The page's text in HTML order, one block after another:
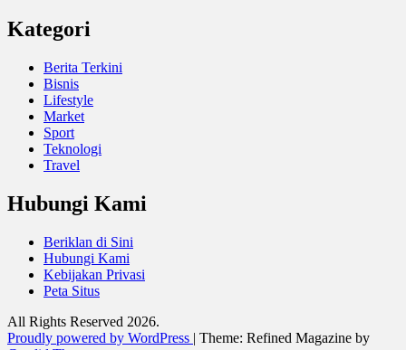
Kategori
Berita Terkini
Bisnis
Lifestyle
Market
Sport
Teknologi
Travel
Hubungi Kami
Beriklan di Sini
Hubungi Kami
Kebijakan Privasi
Peta Situs
All Rights Reserved 2026.
Proudly powered by WordPress | Theme: Refined Magazine by